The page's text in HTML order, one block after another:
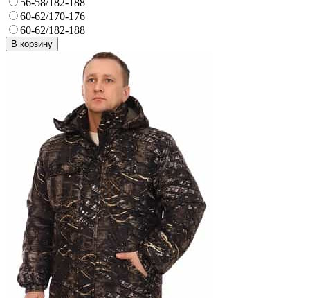
56-58/182-188
60-62/170-176
60-62/182-188
В корзину